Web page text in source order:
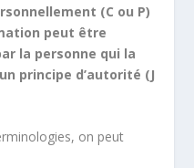
(C ou P)
peut être
la personne qui la
principe d’autorité (J
on peut